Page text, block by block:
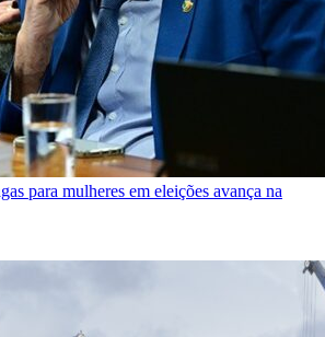
para mulheres em eleições avança na